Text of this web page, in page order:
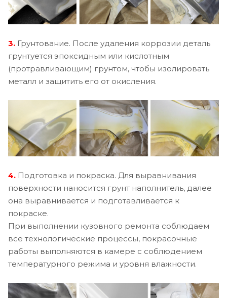
3. Грунтование. После удаления коррозии деталь
грунтуется эпоксидным или кислотным
(протравливающим) грунтом, чтобы изолировать
металл и защитить его от окисления.
4. Подготовка и покраска. Для выравнивания
поверхности наносится грунт наполнитель, далее
она выравнивается и подготавливается к
покраске.
При выполнении кузовного ремонта соблюдаем
все технологические процессы, покрасочные
работы выполняются в камере с соблюдением
температурного режима и уровня влажности.